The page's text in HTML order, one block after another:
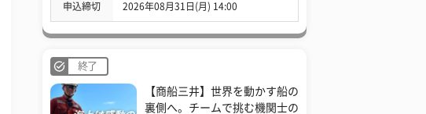
申込締切 2026年08月31日(月) 14:00
終了
【商船三井】世界を動かす船の
裏側へ。チームで挑む機関士の